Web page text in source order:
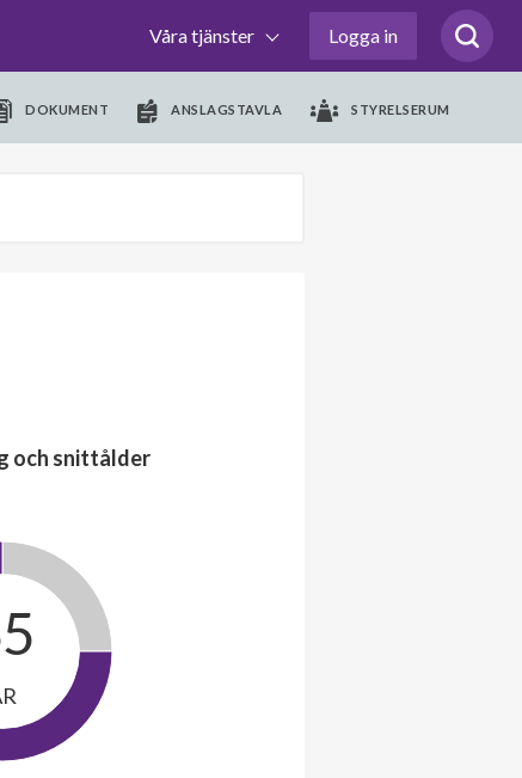
Våra tjänster Logga in
DOKUMENT ANSLAGSTAVLA STYRELSERUM
och snittålder